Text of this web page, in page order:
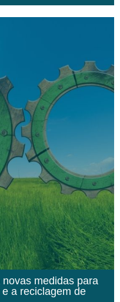
medidas para
a reciclagem de